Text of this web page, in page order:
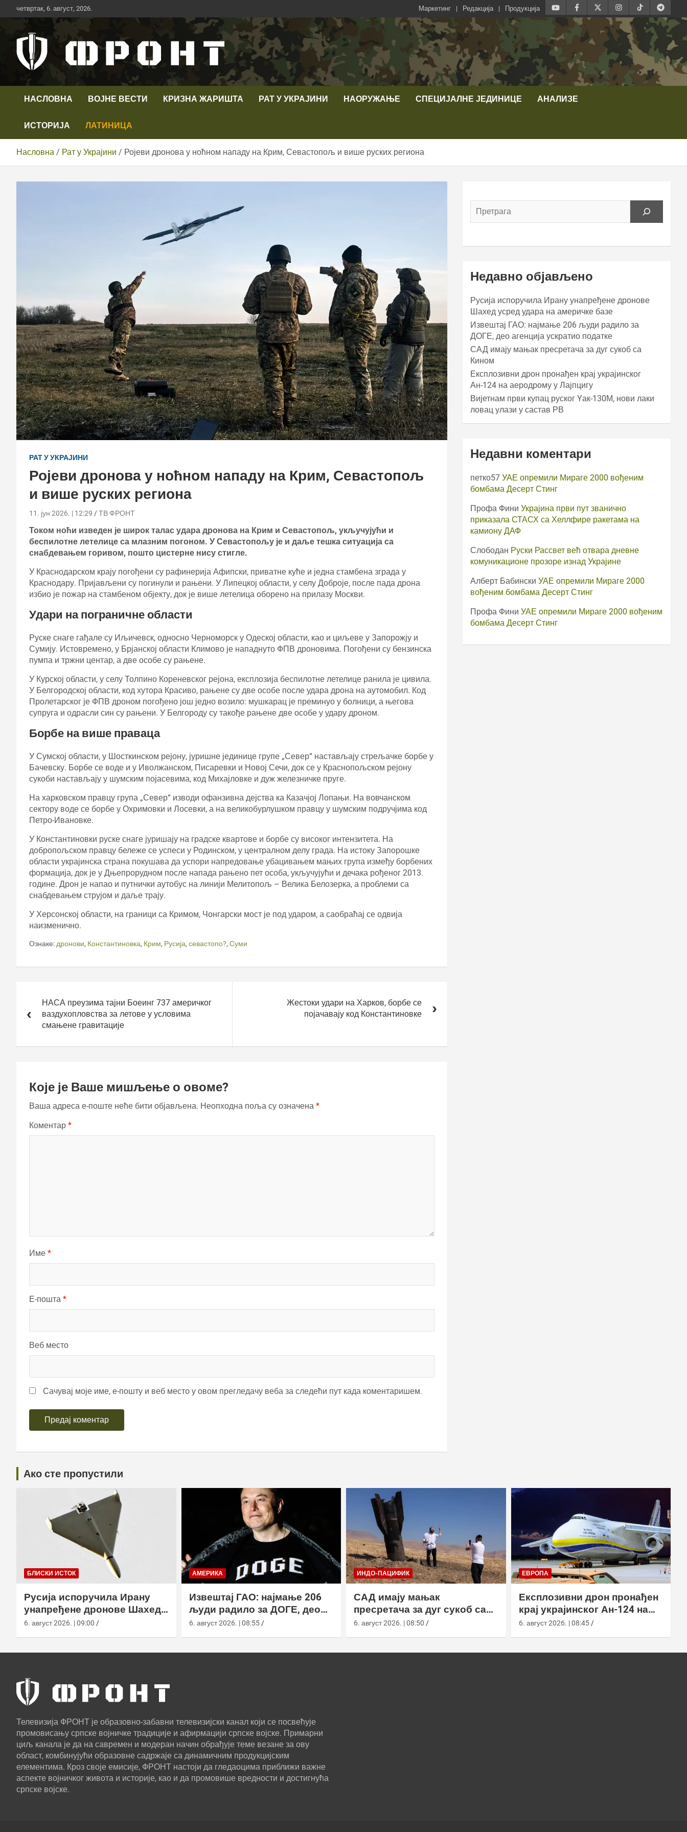
Скип
то
четвртак, 6. август, 2026. Маркетинг Редакција Продукција
Телевизија ФРОНТ
НАСЛОВНА ВОЈНЕ ВЕСТИ КРИЗНА ЖАРИШТА РАТ У УКРАЈИНИ НАОРУЖАЊЕ СПЕЦИЈАЛНЕ ЈЕДИНИЦЕ АНАЛИЗЕ
ИСТОРИЈА ЛАТИНИЦА
Насловна Рат у Украјини Ројеви дронова у ноћном нападу на Крим, Севастопољ и више руских региона
РАТ У УКРАЈИНИ
Ројеви дронова у ноћном нападу на Крим, Севастопољ
и више руских региона
11. јун 2026. | 12:29 ТВ ФРОНТ
Током ноћи изведен је широк талас удара дронова на Крим и Севастопољ, укључујући и
беспилотне летелице са млазним погоном. У Севастопољу је и даље тешка ситуација са
снабдевањем горивом, пошто цистерне нису стигле.
У Краснодарском крају погођени су рафинерија Афипски, приватне куће и једна стамбена зграда у
Краснодару. Пријављени су погинули и рањени. У Липецкој области, у селу Доброје, после пада дрона
избио је пожар на стамбеном објекту, док је више летелица оборено на прилазу Москви.
Удари на пограничне области
Руске снаге гађале су Иљичевск, односно Черноморск у Одеској области, као и циљеве у Запорожју и
Сумију. Истовремено, у Брјанској области Климово је нападнуто ФПВ дроновима. Погођени су бензинска
пумпа и тржни центар, а две особе су рањене.
У Курској области, у селу Толпино Кореневског рејона, експлозија беспилотне летелице ранила је цивила.
У Белгородској области, код хутора Красиво, рањене су две особе после удара дрона на аутомобил. Код
Пролетарског је ФПВ дроном погођено још једно возило: мушкарац је преминуо у болници, а његова
супруга и одрасли син су рањени. У Белгороду су такође рањене две особе у удару дроном.
Борбе на више праваца
У Сумској области, у Шосткинском рејону, јуришне јединице групе „Север“ настављају стрељачке борбе у
Бачевску. Борбе се воде и у Иволжанском, Писаревки и Новој Сечи, док се у Краснопољском рејону
сукоби настављају у шумским појасевима, код Михајловке и дуж железничке пруге.
На харковском правцу група „Север“ изводи офанзивна дејства ка Казачјој Лопањи. На вовчанском
сектору воде се борбе у Охримовки и Лосевки, а на великобурлушком правцу у шумским подручјима код
Петро-Ивановке.
У Константиновки руске снаге јуришају на градске квартове и борбе су високог интензитета. На
добропољском правцу бележе се успеси у Родинском, у централном делу града. На истоку Запорошке
области украјинска страна покушава да успори напредовање убацивањем мањих група између борбених
формација, док је у Дњепрорудном после напада рањено пет особа, укључујући и дечака рођеног 2013.
године. Дрон је напао и путнички аутобус на линији Мелитопољ – Велика Белозерка, а проблеми са
снабдевањем струјом и даље трају.
У Херсонској области, на граници са Кримом, Чонгарски мост је под ударом, а саобраћај се одвија
наизменично.
Ознаке: дронови, Константиновка, Крим, Русија, севастопо?, Суми
чланкаНАСА преузима тајни Боеинг 737 америчког
ваздухопловства за летове у условима
смањене гравитације
Жестоки удари на Харков, борбе се
појачавају код Константиновке
Које је Ваше мишљење о овоме?
Ваша адреса е-поште неће бити објављена. Неопходна поља су означена *
Коментар *
Име *
Е-пошта *
Веб место
Сачувај моје име, е-пошту и веб место у овом прегледачу веба за следећи пут када коментаришем.
Недавно објављено
Русија испоручила Ирану унапређене дронове
Шахед усред удара на америчке базе
Извештај ГАО: најмање 206 људи радило за
ДОГЕ, део агенција ускратио податке
САД имају мањак пресретача за дуг сукоб са
Кином
Експлозивни дрон пронађен крај украјинског
Ан-124 на аеродрому у Лајпцигу
Вијетнам први купац руског Yак-130М, нови лаки
ловац улази у састав РВ
Недавни коментари
петко57 УАЕ опремили Мираге 2000 вођеним
бомбама Десерт Стинг
Профа Фини Украјина први пут званично
приказала СТАСХ са Хеллфире ракетама на
камиону ДАФ
Слободан Руски Рассвет већ отвара дневне
комуникационе прозоре изнад Украјине
Алберт Бабински УАЕ опремили Мираге 2000
вођеним бомбама Десерт Стинг
Профа Фини УАЕ опремили Мираге 2000 вођеним
бомбама Десерт Стинг
Ако сте пропустили
БЛИСКИ ИСТОК
Русија испоручила Ирану
унапређене дронове Шахед
усред удара на америчке
6. август 2026. | 09:00
АМЕРИКА
Извештај ГАО: најмање 206
људи радило за ДОГЕ, део
агенција ускратио податке
6. август 2026. | 08:55
ИНДО-ПАЦИФИК
САД имају мањак
пресретача за дуг сукоб са
Кином
6. август 2026. | 08:50
ЕВРОПА
Експлозивни дрон пронађен
крај украјинског Ан-124 на
аеродрому у Лајпцигу
6. август 2026. | 08:45
Телевизија ФРОНТ је образовно-забавни телевизијски канал који се посвећује
промовисању српске војничке традиције и афирмацији српске војске. Примарни
циљ канала је да на савремен и модеран начин обрађује теме везане за ову
област, комбинујући образовне садржаје са динамичним продукцијским
елементима. Кроз своје емисије, ФРОНТ настоји да гледаоцима приближи важне
аспекте војничког живота и историје, као и да промовише вредности и достигнућа
српске војске.